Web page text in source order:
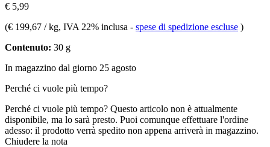
€ 5,99
(€ 199,67 / kg, IVA 22% inclusa - spese di spedizione escluse )
Contenuto: 30 g
In magazzino dal giorno 25 agosto
Perché ci vuole più tempo?
Perché ci vuole più tempo? Questo articolo non è attualmente
disponibile, ma lo sarà presto. Puoi comunque effettuare l'ordine
adesso: il prodotto verrà spedito non appena arriverà in magazzino.
Chiudere la nota